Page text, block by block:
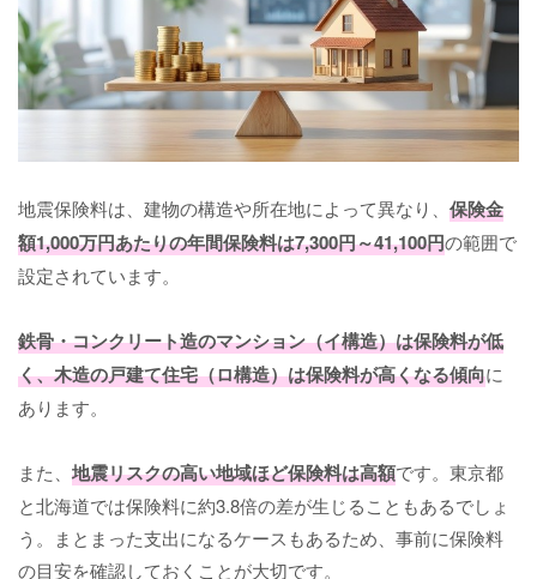
地震保険料は、建物の構造や所在地によって異なり、 保険金
額1,000万円あたりの年間保険料は7,300円～41,100円の範囲で
設定されています。
鉄骨・コンクリート造のマンション（イ構造）は保険料が低
く、木造の戸建て住宅（ロ構造）は保険料が高くなる傾向に
あります。
また、 地震リスクの高い地域ほど保険料は高額です。東京都
と北海道では保険料に約3.8倍の差が生じることもあるでしょ
う。まとまった支出になるケースもあるため、事前に保険料
の目安を確認しておくことが大切です。